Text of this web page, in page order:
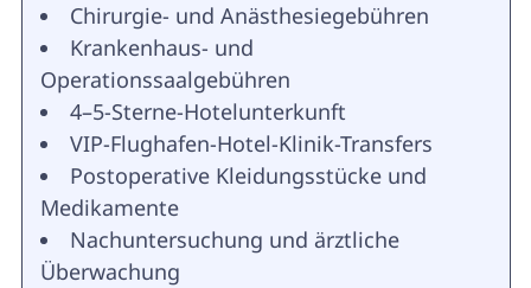
Chirurgie- und Anästhesiegebühren
Krankenhaus- und
Operationssaalgebühren
4–5-Sterne-Hotelunterkunft
VIP-Flughafen-Hotel-Klinik-Transfers
Postoperative Kleidungsstücke und
Medikamente
Nachuntersuchung und ärztliche
Überwachung